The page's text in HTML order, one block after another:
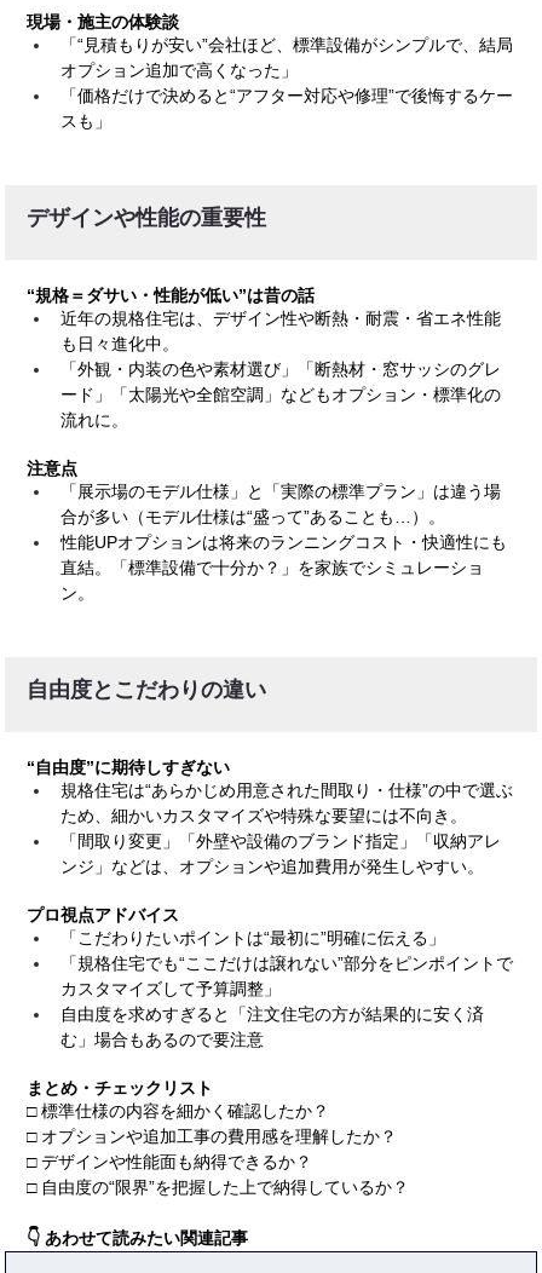
現場・施主の体験談
「“見積もりが安い”会社ほど、標準設備がシンプルで、結局
オプション追加で高くなった」
「価格だけで決めると“アフター対応や修理”で後悔するケー
スも」
デザインや性能の重要性
“規格＝ダサい・性能が低い”は昔の話
近年の規格住宅は、デザイン性や断熱・耐震・省エネ性能
も日々進化中。
「外観・内装の色や素材選び」「断熱材・窓サッシのグレ
ード」「太陽光や全館空調」などもオプション・標準化の
流れに。
注意点
「展示場のモデル仕様」と「実際の標準プラン」は違う場
合が多い（モデル仕様は“盛って”あることも…）。
性能UPオプションは将来のランニングコスト・快適性にも
直結。「標準設備で十分か？」を家族でシミュレーショ
ン。
自由度とこだわりの違い
“自由度”に期待しすぎない
規格住宅は“あらかじめ用意された間取り・仕様”の中で選ぶ
ため、細かいカスタマイズや特殊な要望には不向き。
「間取り変更」「外壁や設備のブランド指定」「収納アレ
ンジ」などは、オプションや追加費用が発生しやすい。
プロ視点アドバイス
「こだわりたいポイントは“最初に”明確に伝える」
「規格住宅でも“ここだけは譲れない”部分をピンポイントで
カスタマイズして予算調整」
自由度を求めすぎると「注文住宅の方が結果的に安く済
む」場合もあるので要注意
まとめ・チェックリスト
□ 標準仕様の内容を細かく確認したか？
□ オプションや追加工事の費用感を理解したか？
□ デザインや性能面も納得できるか？
□ 自由度の“限界”を把握した上で納得しているか？
👇 あわせて読みたい関連記事